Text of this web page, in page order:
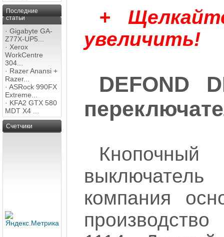
Последние
статьи
· Gigabyte GA-
Z77X-UP5...
· Xerox
WorkCentre
304...
· Razer Anansi +
Razer...
· ASRock 990FX
Extreme...
· KFA2 GTX 580
MDT X4 ...
Счетчики
+
увеличить!
DEFOND
Кнопочный
компания